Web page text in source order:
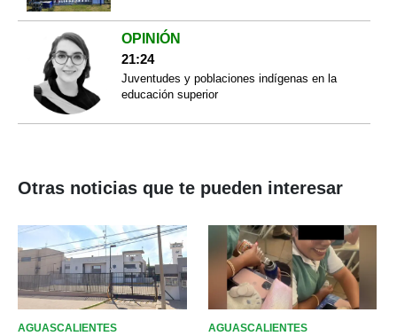
OPINIÓN
21:24
Juventudes y poblaciones indígenas en la
educación superior
Otras noticias que te pueden interesar
AGUASCALIENTES AGUASCALIENTES